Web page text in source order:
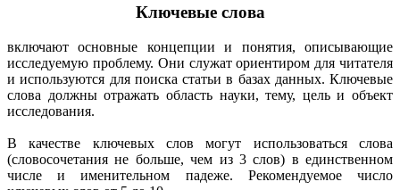
Ключевые слова
включают основные концепции и понятия, описывающие
исследуемую проблему. Они служат ориентиром для читателя
и используются для поиска статьи в базах данных. Ключевые
слова должны отражать область науки, тему, цель и объект
исследования.
В качестве ключевых слов могут использоваться слова
(словосочетания не больше, чем из 3 слов) в единственном
числе и именительном падеже. Рекомендуемое число